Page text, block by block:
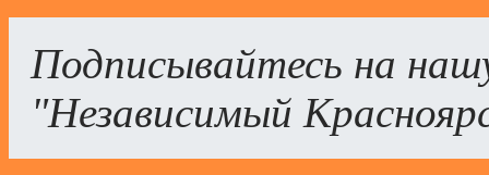
Подписывайтесь на
"Независимый